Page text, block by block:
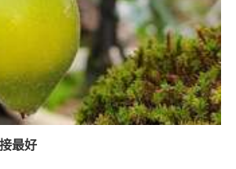
最好